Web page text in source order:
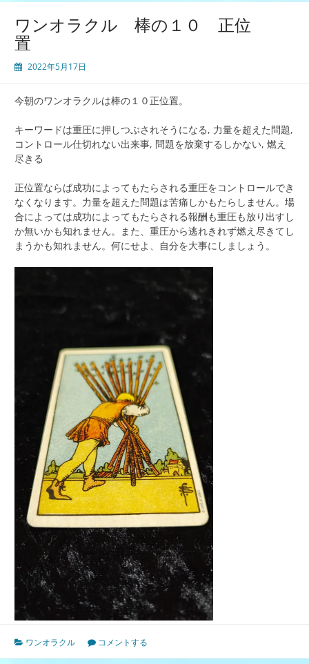
ワンオラクル 棒の１０ 正位
置
2022年5月17日
今朝のワンオラクルは棒の１０正位置。
キーワードは重圧に押しつぶされそうになる, 力量を超えた問題,
コントロール仕切れない出来事, 問題を放棄するしかない, 燃え
尽きる
正位置ならば成功によってもたらされる重圧をコントロールでき
なくなります。力量を超えた問題は苦痛しかもたらしません。場
合によっては成功によってもたらされる報酬も重圧も放り出すし
か無いかも知れません。また、重圧から逃れきれず燃え尽きてし
まうかも知れません。何にせよ、自分を大事にしましょう。
ワンオラクル コメントする